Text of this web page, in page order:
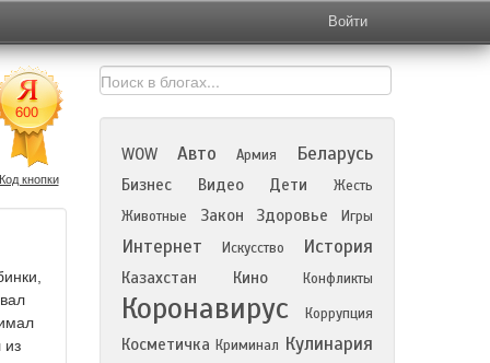
Войти
Код кнопки
из
WOW Авто Армия Беларусь
Бизнес Видео Дети
Жесть
Животные
Закон Здоровье Игры
Интернет Искусство История
Казахстан Кино Конфликты
Коронавирус Коррупция
Косметичка Криминал Кулинария